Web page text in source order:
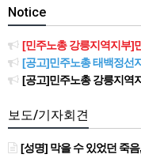
Notice
[민주노총 강릉지역지부]민주노
[공고]민주노총 태백정선지
[공고]민주노총 강릉지역지
보도/기자회견
[성명] 막을 수 있었던 죽음, HL만도가 책임져라